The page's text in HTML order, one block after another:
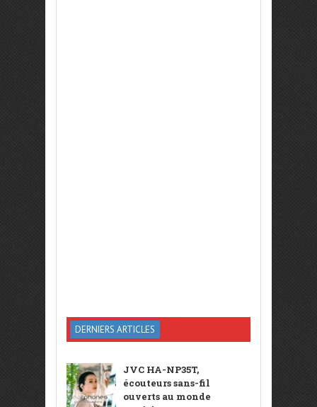
DERNIERS ARTICLES
JVC HA-NP35T,
écouteurs sans-fil
ouverts au monde